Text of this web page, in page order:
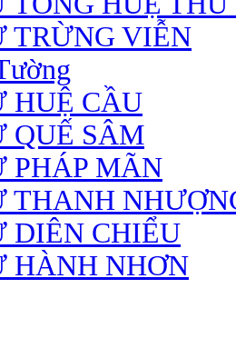
TRỪNG VIỄN
HUỆ CẦU
QUẾ SÂM
PHÁP MÃN
THANH
DIÊN CHIỂU
HÀNH NHƠN